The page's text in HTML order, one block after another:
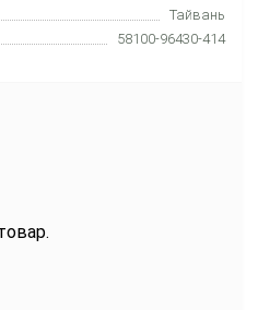
Тайвань
58100-96430-414